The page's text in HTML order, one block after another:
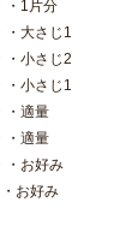
・1片分
大さじ1
・小さじ2
小さじ1
・適量
・適量
・お好み
お好み